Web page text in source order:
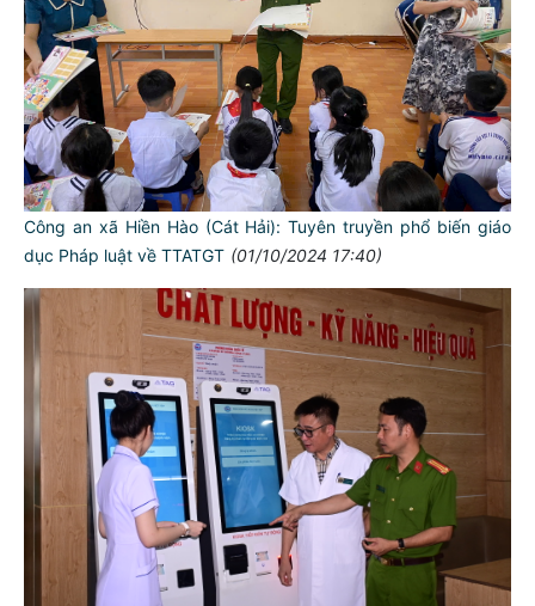
Công an xã Hiền Hào (Cát Hải): Tuyên truyền phổ biến giáo
dục Pháp luật về TTATGT (01/10/2024 17:40)